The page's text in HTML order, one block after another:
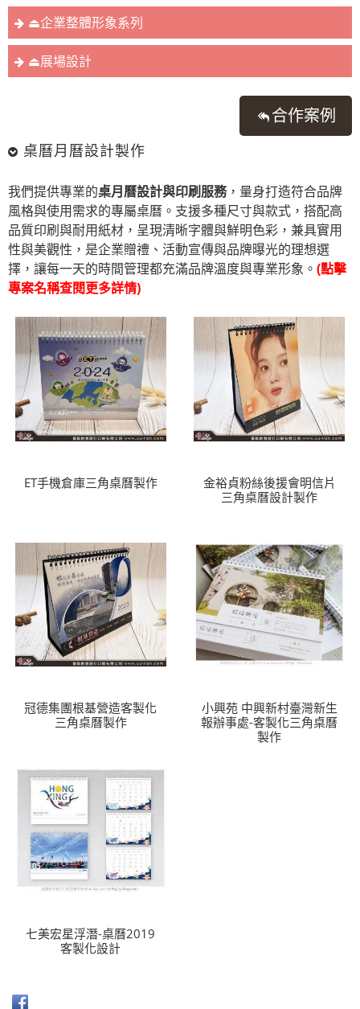
⏏︎企業整體形象系列
⏏︎展場設計
合作案例
桌曆月曆設計製作
我們提供專業的桌月曆設計與印刷服務，量身打造符合品牌
風格與使用需求的專屬桌曆。支援多種尺寸與款式，搭配高
品質印刷與耐用紙材，呈現清晰字體與鮮明色彩，兼具實用
性與美觀性，是企業贈禮、活動宣傳與品牌曝光的理想選
擇，讓每一天的時間管理都充滿品牌溫度與專業形象。 (點擊
專案名稱查閱更多詳情)
ET手機倉庫三角桌曆製作
金裕貞粉絲後援會明信片
三角桌曆設計製作
冠德集團根基營造客製化
三角桌曆製作
小興苑 中興新村臺灣新生
報辦事處-客製化三角桌曆
製作
七美宏星浮潛-桌曆2019
客製化設計